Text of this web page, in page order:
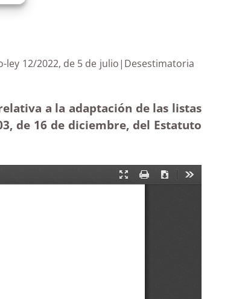
ley 12/2022, de 5 de julio|Desestimatoria
a la adaptación de las listas
de 16 de diciembre, del Estatuto